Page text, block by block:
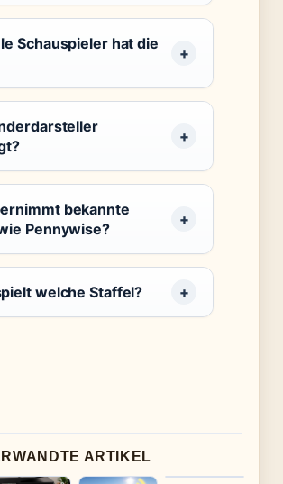
Schauspieler hat die
bekannte
Pennywise?
welche Staffel?
ARTIKEL